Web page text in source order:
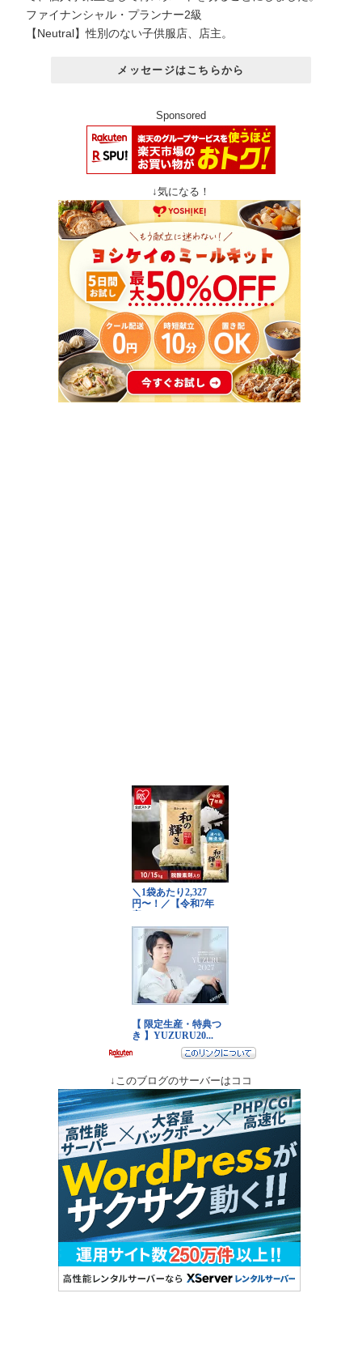
ファイナンシャル・プランナー2級
【Neutral】性別のない子供服店、店主。
メッセージはこちらから
Sponsored
↓気になる！
↓このブログのサーバーはココ